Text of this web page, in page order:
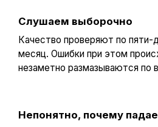
Слушаем выборочно
Качество проверяют по пяти-
месяц. Ошибки при этом
незаметно размазываются по
Непонятно, почему